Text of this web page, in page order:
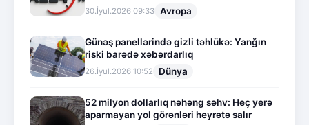
30.İyul.2026 09:33 Avropa
Günəş panellərində gizli təhlükə: Yanğın
riski barədə xəbərdarlıq
26.İyul.2026 10:52 Dünya
52 milyon dollarlıq nəhəng səhv: Heç yerə
aparmayan yol görənləri heyrətə salır